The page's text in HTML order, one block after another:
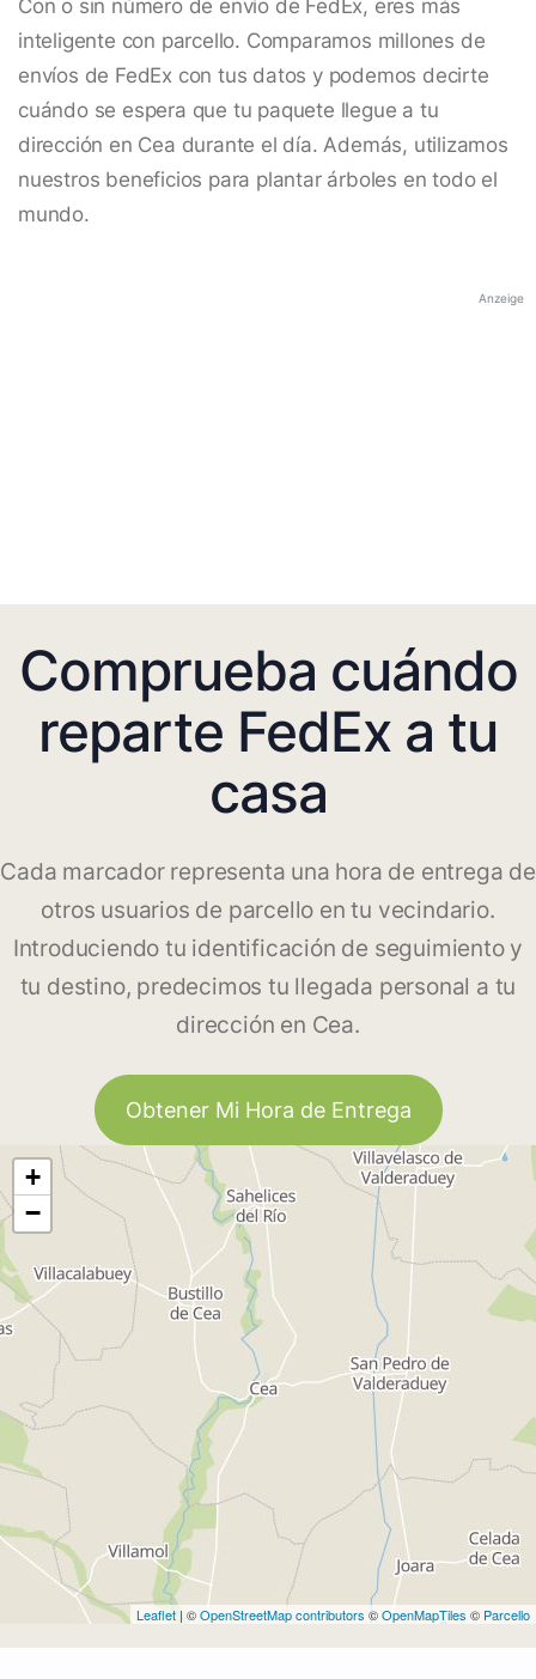
Con o sin número de envío de FedEx, eres más
inteligente con parcello. Comparamos millones de
envíos de FedEx con tus datos y podemos decirte
cuándo se espera que tu paquete llegue a tu
dirección en Cea durante el día. Además, utilizamos
nuestros beneficios para plantar árboles en todo el
mundo.
Anzeige
Comprueba cuándo
reparte FedEx a tu
casa
Cada marcador representa una hora de entrega de
otros usuarios de parcello en tu vecindario.
Introduciendo tu identificación de seguimiento y
tu destino, predecimos tu llegada personal a tu
dirección en Cea.
Obtener Mi Hora de Entrega
+
−
Leaflet | ©OpenStreetMap contributors ©OpenMapTiles © Parcello